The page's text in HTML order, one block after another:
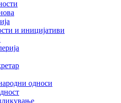
и иницијативи
односи